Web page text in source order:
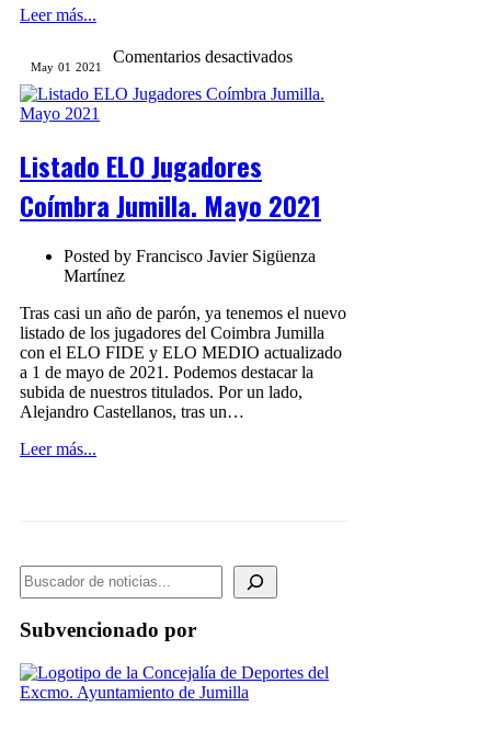
Leer más...
May 01 2021
Comentarios desactivadosen
ELO
2021
Listado ELO Jugadores
Coímbra Jumilla. Mayo 2021
Posted by Francisco Javier Sigüenza
Martínez
Tras casi un año de parón, ya tenemos el nuevo
listado de los jugadores del Coimbra Jumilla
con el ELO FIDE y ELO MEDIO actualizado
a 1 de mayo de 2021. Podemos destacar la
subida de nuestros titulados. Por un lado,
Alejandro Castellanos, tras un…
Leer más...
BUSCADOR DE NOTICIAS
Subvencionado por